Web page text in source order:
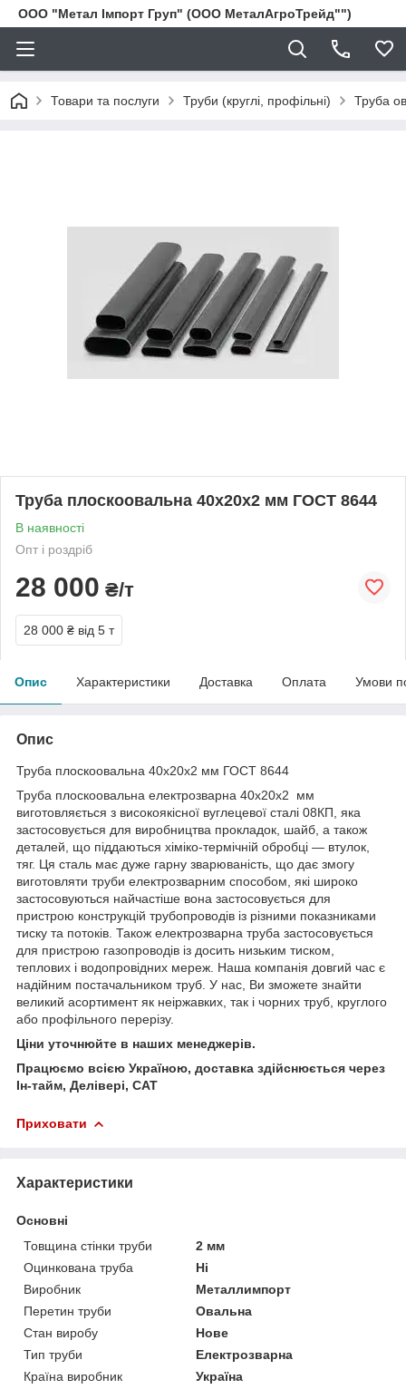
ООО "Метал Імпорт Груп" (ООО МеталАгроТрейд"")
Товари та послуги Труби (круглі, профільні) Труба
Труба плоскоовальна 40х20х2 мм ГОСТ 8644
В наявності
Опт і роздріб
28 000 ₴/т
28 000 ₴ від 5 т
Опис Характеристики Доставка Оплата Умови
Опис
Труба плоскоовальна 40х20х2 мм ГОСТ 8644
Труба плоскоовальна електрозварна 40х20х2 мм
виготовляється з високоякісної вуглецевої сталі 08КП, яка
застосовується для виробництва прокладок, шайб, а також
деталей, що піддаються хіміко-термічній обробці — втулок,
тяг. Ця сталь має дуже гарну зварюваність, що дає змогу
виготовляти труби електрозварним способом, які широко
застосовуються найчастіше вона застосовується для
пристрою конструкцій трубопроводів із різними показниками
тиску та потоків. Також електрозварна труба застосовується
для пристрою газопроводів із досить низьким тиском,
теплових і водопровідних мереж. Наша компанія довгий час є
надійним постачальником труб. У нас, Ви зможете знайти
великий асортимент як неіржавких, так і чорних труб, круглого
або профільного перерізу.
Ціни уточнюйте в наших менеджерів.
Працюємо всією Україною, доставка здійснюється через
Ін-тайм, Делівері, САТ
Приховати
Характеристики
Основні
Товщина стінки труби
2 мм
Оцинкована труба
Ні
Виробник
Металлимпорт
Перетин труби
Овальна
Стан виробу
Нове
Тип труби
Електрозварна
Країна виробник
Україна